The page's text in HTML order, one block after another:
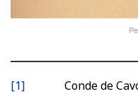
[1] Conde de